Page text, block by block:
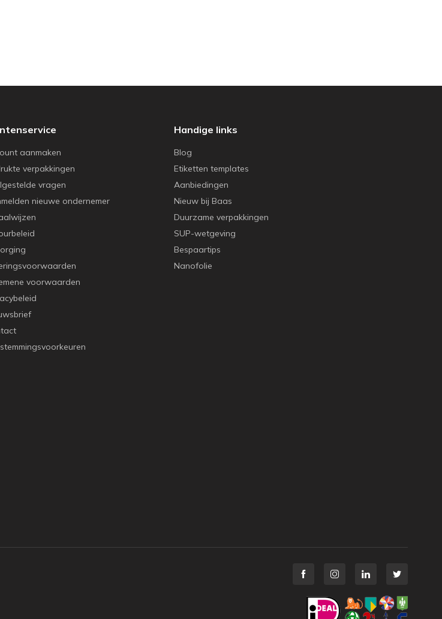
aanmaken
verpakkingen
vragen
nieuwe ondernemer
voorwaarden
Handige links
Blog
Etiketten templates
Aanbiedingen
Nieuw bij Baas
Duurzame verpakkingen
SUP-wetgeving
Bespaartips
Nanofolie